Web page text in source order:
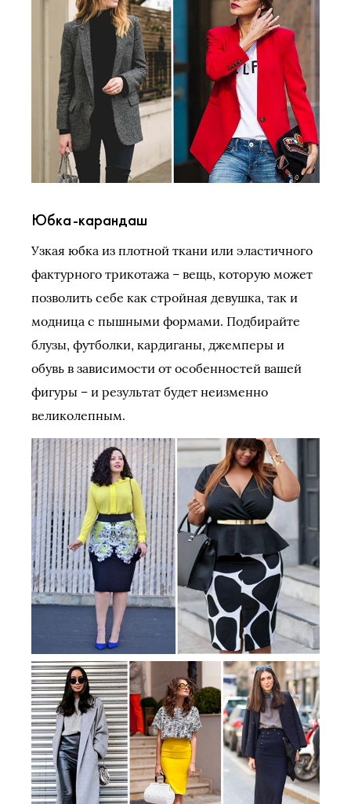
Юбка-карандаш
Узкая юбка из плотной ткани или эластичного
фактурного трикотажа – вещь, которую может
позволить себе как стройная девушка, так и
модница с пышными формами. Подбирайте
блузы, футболки, кардиганы, джемперы и
обувь в зависимости от особенностей вашей
фигуры – и результат будет неизменно
великолепным.